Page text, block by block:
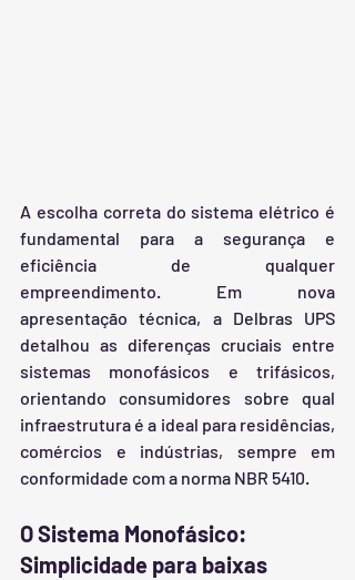
A escolha correta do sistema elétrico é
fundamental para a segurança e
eficiência de qualquer
empreendimento. Em nova
apresentação técnica, a Delbras UPS
detalhou as diferenças cruciais entre
sistemas monofásicos e trifásicos,
orientando consumidores sobre qual
infraestrutura é a ideal para residências,
comércios e indústrias, sempre em
conformidade com a norma NBR 5410.
O Sistema Monofásico:
Simplicidade para baixas